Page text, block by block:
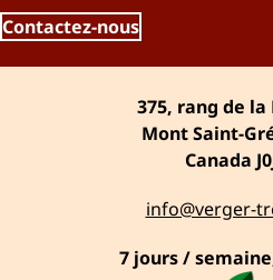
Contactez-nous
375, rang de
Mont Saint-
Canada
info@verger-
7 jours /